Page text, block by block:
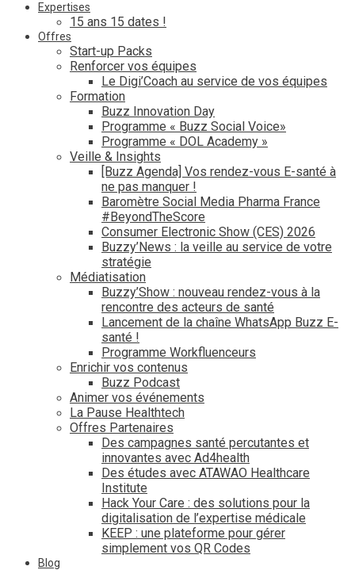
Expertises
15 ans 15 dates !
Offres
Start-up Packs
Renforcer vos équipes
Le Digi’Coach au service de vos équipes
Formation
Buzz Innovation Day
Programme « Buzz Social Voice»
Programme « DOL Academy »
Veille & Insights
[Buzz Agenda] Vos rendez-vous E-santé à
ne pas manquer !
Baromètre Social Media Pharma France
#BeyondTheScore
Consumer Electronic Show (CES) 2026
Buzzy’News : la veille au service de votre
stratégie
Médiatisation
Buzzy’Show : nouveau rendez-vous à la
rencontre des acteurs de santé
Lancement de la chaîne WhatsApp Buzz E-
santé !
Programme Workfluenceurs
Enrichir vos contenus
Buzz Podcast
Animer vos événements
La Pause Healthtech
Offres Partenaires
Des campagnes santé percutantes et
innovantes avec Ad4health
Des études avec ATAWAO Healthcare
Institute
Hack Your Care : des solutions pour la
digitalisation de l’expertise médicale
KEEP : une plateforme pour gérer
simplement vos QR Codes
Blog